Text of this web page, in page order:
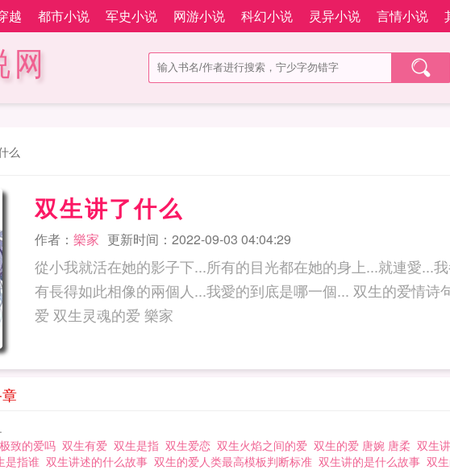
越 都市小说 军史小说 网游小说 科幻小说 灵异小说 言情小说
网
么
双生讲了什么
作者： 樂家 更新时间：2022-09-03 04:04:29
從小我就活在她的影子下...所有的目光都在她的身上...就連愛...
有長得如此相像的兩個人...我愛的到底是哪一個... 双生的爱情诗句 双生的爱不生不灭 双生火焰的
爱 双生灵魂的爱 樂家
致的爱吗 双生有爱 双生是指 双生爱恋 双生火焰之间的爱 双生的爱 唐婉 唐柔 双生
是指谁 双生讲述的什么故事 双生的爱人类最高模板判断标准 双生讲的是什么故事 双